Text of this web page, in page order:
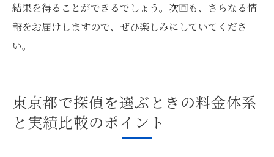
結果を得ることができるでしょう。次回も、さらなる情
報をお届けしますので、ぜひ楽しみにしていてくださ
い。
東京都で探偵を選ぶときの料金体系
と実績比較のポイント